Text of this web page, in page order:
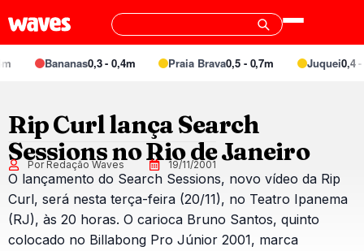
Bananas0,3 - 0,4m Praia Brava0,5 - 0,7m Juquei0,4 -
Rip Curl lança Search
Sessions no Rio de Janeiro
Por Redação Waves 19/11/2001
O lançamento do Search Sessions, novo vídeo da Rip
Curl, será nesta terça-feira (20/11), no Teatro Ipanema
(RJ), às 20 horas. O carioca Bruno Santos, quinto
colocado no Billabong Pro Júnior 2001, marca